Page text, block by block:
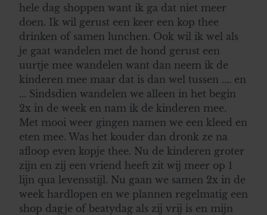
hele dag shoppen want ik ga dat niet meer
doen. Ik wil gerust een keer een kop thee
drinken of samen lunchen. Ook wil ik wel als
je gaat wandelen met de hond gerust een
uurtje mee wandelen want dan neem ik de
kinderen mee maar dat is dan wel tussen .... en
... Sindsdien wandelen we alleen in het begin
2x in de week en nam ik de kinderen mee.
Met mooi weer gingen namen we een kleed en
eten mee. Was het kouder dan dronk ze na
afloop even kopje thee. Nu de kinderen groter
zijn en zij een vriend heeft zit wij meer op 1
lijn qua levensstijl. Nu gaan we samen 2x in de
week hardlopen en we plannen regelmatig een
shop dagje of beatydag als zij vrij is en mijn